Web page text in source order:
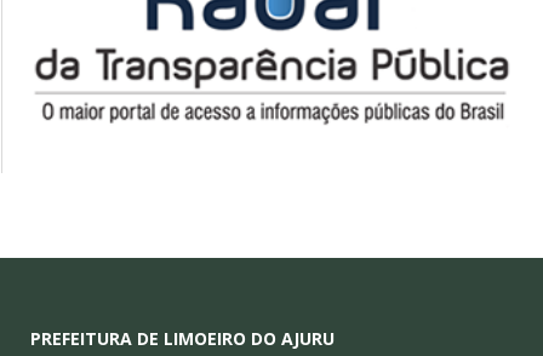
PREFEITURA DE LIMOEIRO DO AJURU